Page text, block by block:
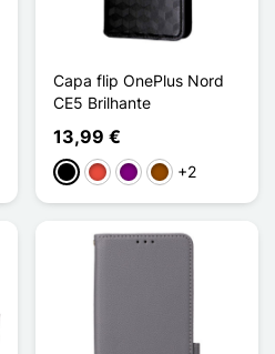
Capa flip OnePlus Nord
CE5 Brilhante
13,99 €
PretoVermelho
PúrpuraCastanho
+2